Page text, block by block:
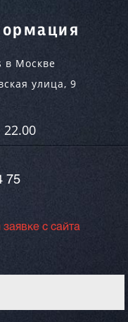
в Москве
улица, 9
75
с сайта